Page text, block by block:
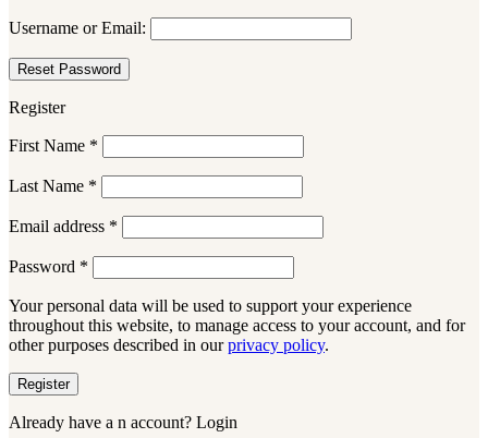
Username or Email:
Register
First Name *
Last Name *
Email address *
Password *
Your personal data will be used to support your experience
throughout this website, to manage access to your account, and for
other purposes described in ourprivacy policy.
Register
Already have a n account? Login